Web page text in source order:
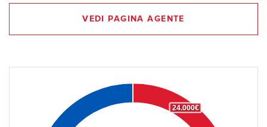
VEDI PAGINA AGENTE
24.000€